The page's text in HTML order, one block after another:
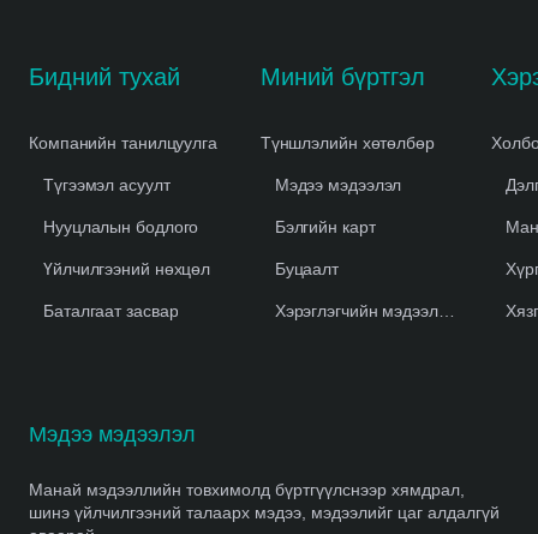
Бидний тухай
Компанийн танилцуулга
Түгээмэл асуулт
Нууцлалын бодлого
Үйлчилгээний нөхцөл
Баталгаат засвар
Миний бүртгэл
Түншлэлийн хөтөлбөр
Мэдээ мэдээлэл
Бэлгийн карт
Буцаалт
Хэрэглэгчийн мэдээлэл устгах
Мэдээ мэдээлэл
Манай мэдээллийн товхимолд бүртгүүлснээр хямдрал,
шинэ үйлчилгээний талаарх мэдээ, мэдээлийг цаг алдалгүй